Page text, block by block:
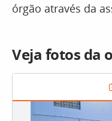
órgão através da
Veja fotos da